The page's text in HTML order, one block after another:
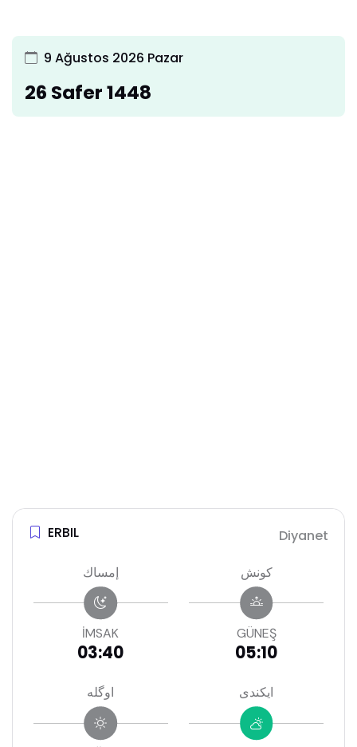
9 Ağustos 2026 Pazar
26 Safer 1448
ERBIL Diyanet
إمساك
İMSAK
03:40
كونش
GÜNEŞ
05:10
اوگله ايكندى